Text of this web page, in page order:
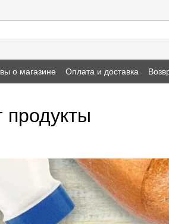
о магазине Оплата и доставка